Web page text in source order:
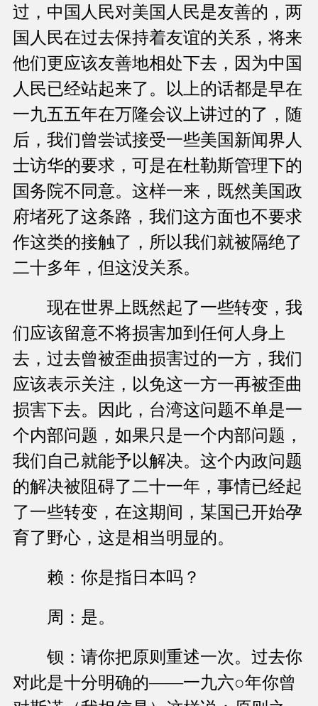
过，中国人民对美国人民是友善的，两
国人民在过去保持着友谊的关系，将来
他们更应该友善地相处下去，因为中国
人民已经站起来了。以上的话都是早在
一九五五年在万隆会议上讲过的了，随
后，我们曾尝试接受一些美国新闻界人
士访华的要求，可是在杜勒斯管理下的
国务院不同意。这样一来，既然美国政
府堵死了这条路，我们这方面也不要求
作这类的接触了，所以我们就被隔绝了
二十多年，但这没关系。
现在世界上既然起了一些转变，我
们应该留意不将损害加到任何人身上
去，过去曾被歪曲损害过的一方，我们
应该表示关注，以免这一方一再被歪曲
损害下去。因此，台湾这问题不单是一
个内部问题，如果只是一个内部问题，
我们自己就能予以解决。这个内政问题
的解决被阻碍了二十一年，事情已经起
了一些转变，在这期间，某国已开始孕
育了野心，这是相当明显的。
赖：你是指日本吗？
周：是。
钡：请你把原则重述一次。过去你
对此是十分明确的——一九六○年你曾